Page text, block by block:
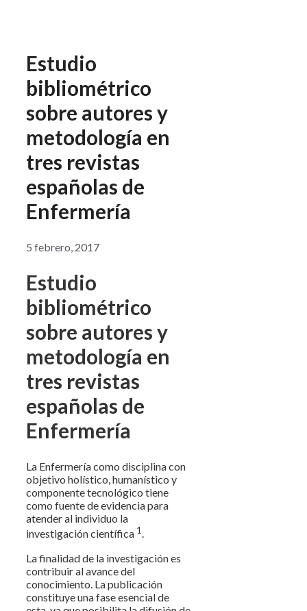
Estudio
bibliométrico
sobre autores y
metodología en
tres revistas
españolas de
Enfermería
5 febrero, 2017
Estudio
bibliométrico
sobre autores y
metodología en
tres revistas
españolas de
Enfermería
La Enfermería como disciplina con
objetivo holístico, humanístico y
componente tecnológico tiene
como fuente de evidencia para
atender al individuo la
investigación científica 1.
La finalidad de la investigación es
contribuir al avance del
conocimiento. La publicación
constituye una fase esencial de